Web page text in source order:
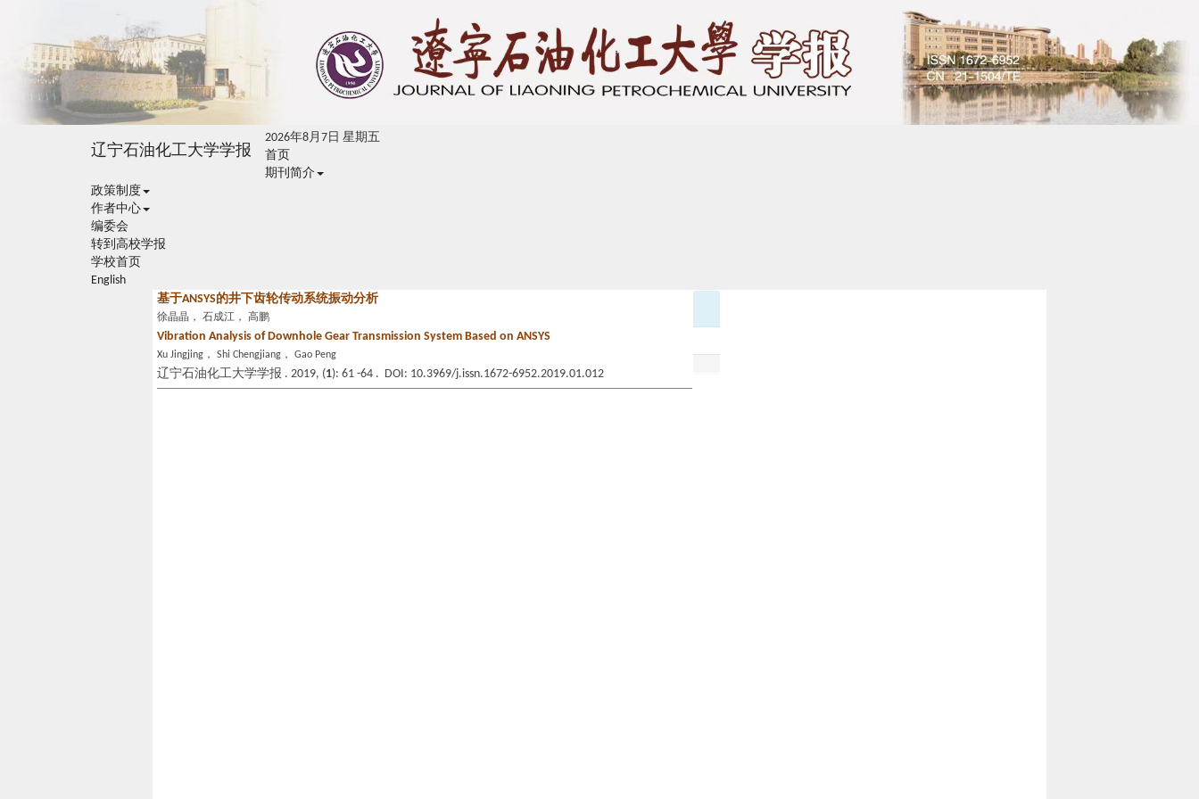
辽宁石油化工大学学报
2026年8月7日 星期五
首页
期刊简介
政策制度
作者中心
编委会
转到高校学报
学校首页
English
基于ANSYS的井下齿轮传动系统振动分析
徐晶晶， 石成江， 高鹏
Vibration Analysis of Downhole Gear Transmission System Based on ANSYS
Xu Jingjing， Shi Chengjiang， Gao Peng
辽宁石油化工大学学报 . 2019, (1): 61 -64 . DOI: 10.3969/j.issn.1672-6952.2019.01.012